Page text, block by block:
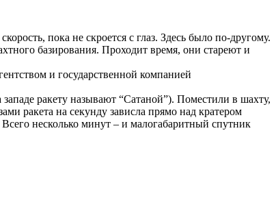
пока не скроется с глаз. Здесь было по-другому.
базирования. Проходит время, они стареют и
и государственной компанией
ракету называют “Сатаной”). Поместили в шахту,
ракета на секунду зависла прямо над кратером
несколько минут – и малогабаритный спутник